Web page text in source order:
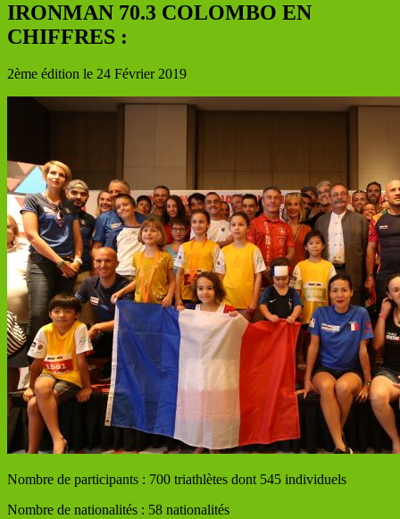
IRONMAN 70.3 COLOMBO EN
CHIFFRES :
2ème édition le 24 Février 2019
Nombre de participants : 700 triathlètes dont 545 individuels
Nombre de nationalités : 58 nationalités